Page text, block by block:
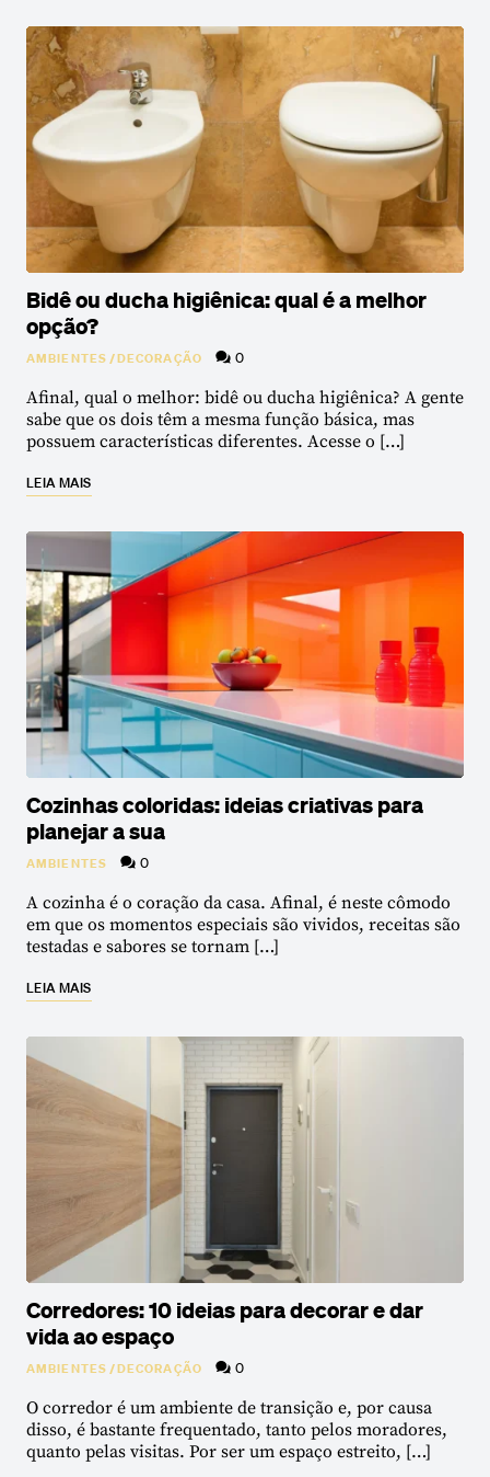
Bidê ou ducha higiênica: qual é a melhor
opção?
AMBIENTES/DECORAÇÃO 0
Afinal, qual o melhor: bidê ou ducha higiênica? A gente
sabe que os dois têm a mesma função básica, mas
possuem características diferentes. Acesse o […]
LEIA MAIS
Cozinhas coloridas: ideias criativas para
planejar a sua
AMBIENTES 0
A cozinha é o coração da casa. Afinal, é neste cômodo
em que os momentos especiais são vividos, receitas são
testadas e sabores se tornam […]
LEIA MAIS
Corredores: 10 ideias para decorar e dar
vida ao espaço
AMBIENTES/DECORAÇÃO 0
O corredor é um ambiente de transição e, por causa
disso, é bastante frequentado, tanto pelos moradores,
quanto pelas visitas. Por ser um espaço estreito, […]